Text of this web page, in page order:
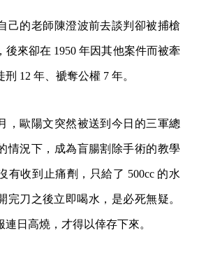
己的老師陳澄波前去談判卻被捕槍
後來卻在 1950 年因其他案件而被牽
12 年、褫奪公權 7 年。
，歐陽文突然被送到今日的三軍總
情況下，成為盲腸割除手術的教學
有收到止痛劑，只給了 500cc 的水
刀之後立即喝水，是必死無疑。
日高燒，才得以倖存下來。